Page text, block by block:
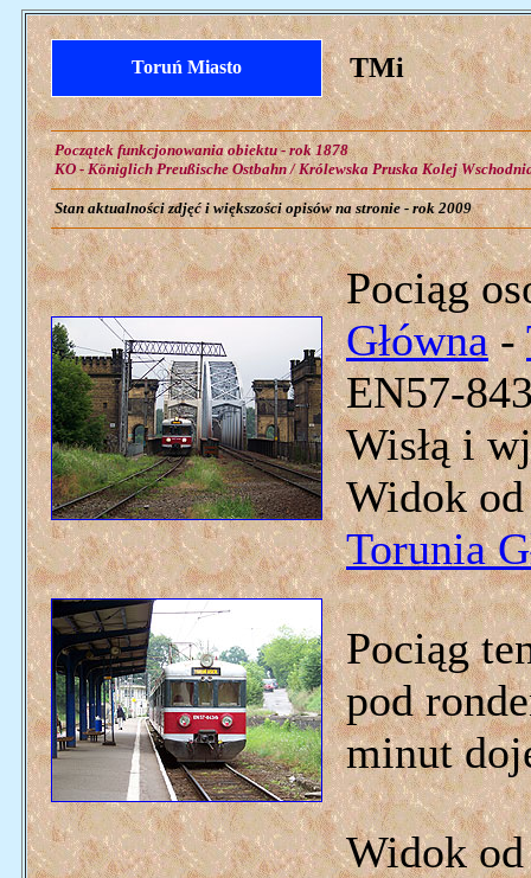
Toruń Miasto TMi
Początek funkcjonowania obiektu - rok 1878
KO - Königlich Preußische Ostbahn / Królewska Pruska Kolej
Stan aktualności zdjęć i większości opisów na stronie - rok 2009
Pociąg
Główna-
EN57-
Wisłą i
Widok od
Torunia
Pociąg
pod
minut
Widok